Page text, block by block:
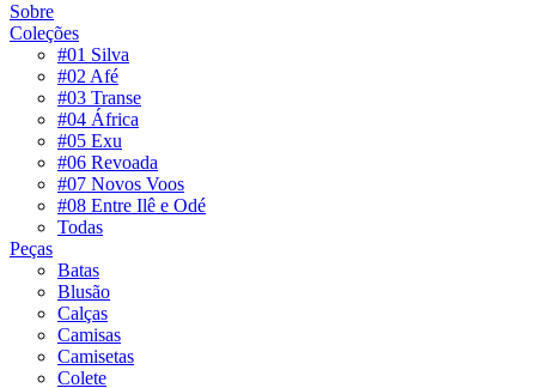
Sobre
Coleções
#01 Silva
#02 Afé
#03 Transe
#04 África
#05 Exu
#06 Revoada
#07 Novos Voos
#08 Entre Ilê e Odé
Todas
Peças
Batas
Blusão
Calças
Camisas
Camisetas
Colete